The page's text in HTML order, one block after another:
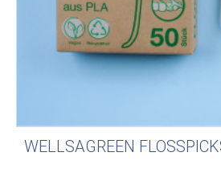
WELLSAGREEN